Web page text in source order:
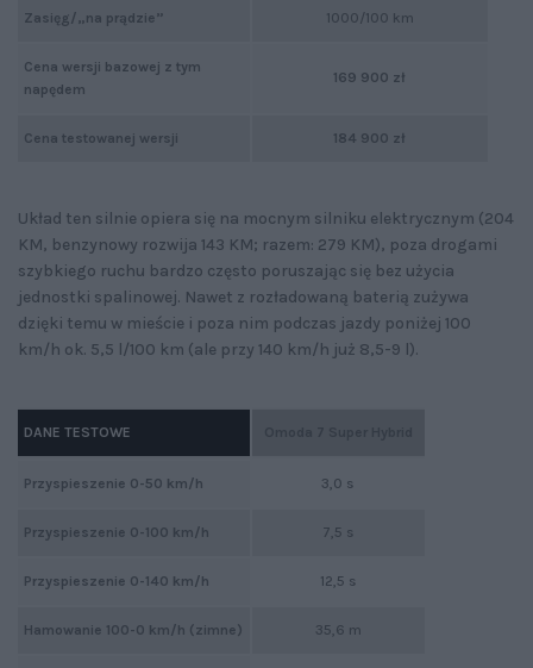
1000/100 km
169 900 zł
184 900 zł
Zasięg/„na prądzie”
Cena wersji bazowej z tym
napędem
Cena testowanej wersji
Układ ten silnie opiera się na mocnym silniku elektrycznym (204
KM, benzynowy rozwija 143 KM; razem: 279 KM), poza drogami
szybkiego ruchu bardzo często poruszając się bez użycia
jednostki spalinowej. Nawet z rozładowaną baterią zużywa
dzięki temu w mieście i poza nim podczas jazdy poniżej 100
km/h ok. 5,5 l/100 km (ale przy 140 km/h już 8,5-9 l).
3,0 s
7,5 s
12,5 s
35,6 m
DANE TESTOWE
Przyspieszenie 0-50 km/h
Przyspieszenie 0-100 km/h
Przyspieszenie 0-140 km/h
Hamowanie 100-0 km/h (zimne)